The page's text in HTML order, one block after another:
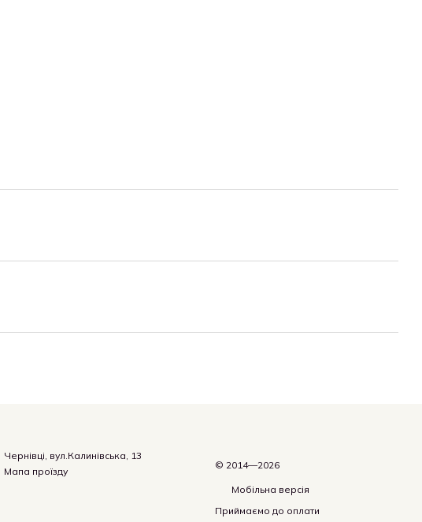
Чернівці, вул.Калинівська, 13
Мапа проїзду
© 2014—2026
Мобільна версія
Приймаємо до оплати